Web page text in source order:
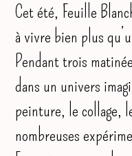
Cet été, Feuille
à vivre bien plus
Pendant trois
dans un univers
peinture, le collage,
nombreuses